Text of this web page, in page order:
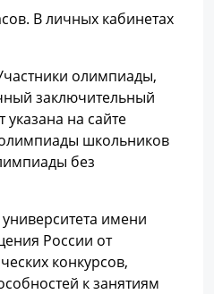
В личных кабинетах
олимпиады,
заключительный
на сайте
школьников
без
имени
России от
конкурсов,
к занятиям